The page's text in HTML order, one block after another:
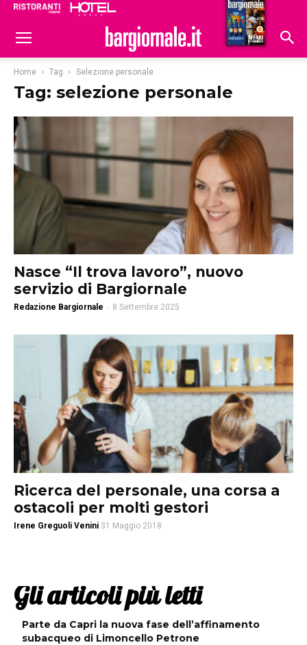
Hoteldomani
Home Tag Selezione personale
Tag: selezione personale
Nasce “Il trova lavoro”, nuovo
servizio di Bargiornale
Redazione Bargiornale - 8 Settembre 2025
Ricerca del personale, una corsa a
ostacoli per molti gestori
Irene Greguoli Venini 31 Maggio 2018
Gli articoli più letti
Parte da Capri la nuova fase dell’affinamento
subacqueo di Limoncello Petrone